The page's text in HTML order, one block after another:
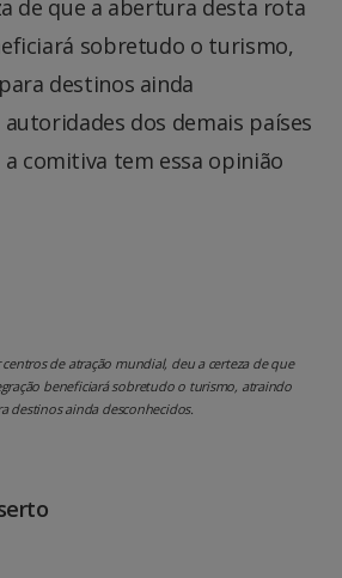
de que a abertura desta rota
sobretudo o turismo,
destinos ainda
autoridades dos demais países
comitiva tem essa opinião
de atração mundial, deu a certeza de que
beneficiará sobretudo o turismo, atraindo
destinos ainda desconhecidos.